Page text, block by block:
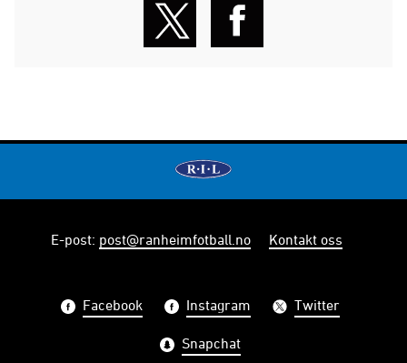
E-post: post@ranheimfotball.no Kontakt oss
Facebook Instagram Twitter
Snapchat